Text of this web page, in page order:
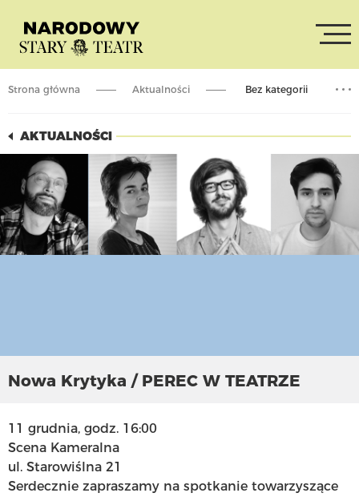
Strona główna Bez kategorii
Aktualności
AKTUALNOŚCI
Nowa Krytyka / PEREC W TEATRZE
11 grudnia, godz. 16:00
Scena Kameralna
ul. Starowiślna 21
Serdecznie zapraszamy na spotkanie towarzyszące